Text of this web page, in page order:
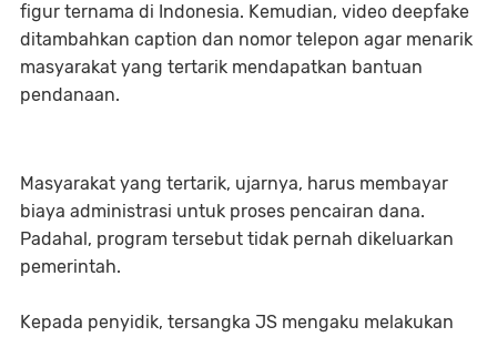
figur ternama di Indonesia. Kemudian, video deepfake
ditambahkan caption dan nomor telepon agar menarik
masyarakat yang tertarik mendapatkan bantuan
pendanaan.
Masyarakat yang tertarik, ujarnya, harus membayar
biaya administrasi untuk proses pencairan dana.
Padahal, program tersebut tidak pernah dikeluarkan
pemerintah.
Kepada penyidik, tersangka JS mengaku melakukan